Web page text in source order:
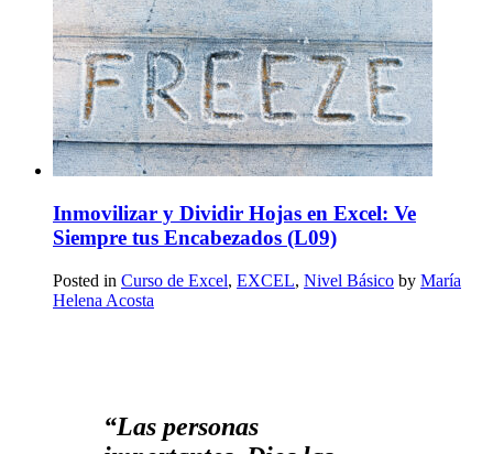
Inmovilizar y Dividir Hojas en Excel: Ve
Siempre tus Encabezados (L09)
Posted in Curso de Excel, EXCEL, Nivel Básico by María
Helena Acosta
“Las personas